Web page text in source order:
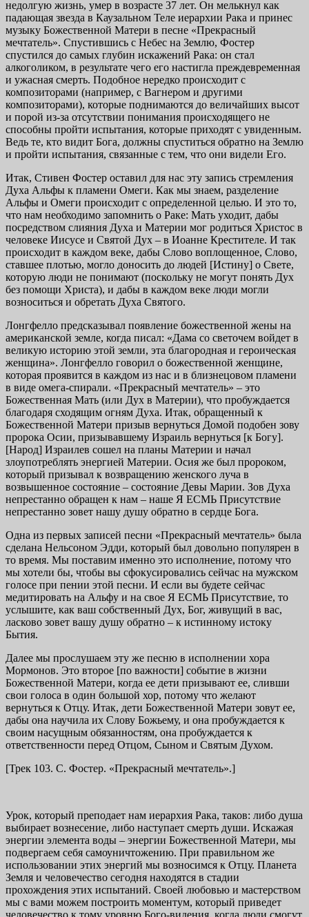
недолгую жизнь, умер в возрасте 37 лет. Он мелькнул как
падающая звезда в Каузальном Теле иерархии Рака и принес
музыку Божественной Матери в песне «Прекрасный
мечтатель». Спустившись с Небес на Землю, Фостер
спустился до самых глубин искажений Рака: он стал
алкоголиком, в результате чего его настигла преждевременная
и ужасная смерть. Подобное нередко происходит с
композиторами (например, с Вагнером и другими
композиторами), которые поднимаются до величайших высот
и порой из-за отсутствии понимания происходящего не
способны пройти испытания, которые приходят с увиденным.
Ведь те, кто видит Бога, должны спуститься обратно на Землю
и пройти испытания, связанные с тем, что они видели Его.
Итак, Стивен Фостер оставил для нас эту запись стремления
Духа Альфы к пламени Омеги. Как мы знаем, разделение
Альфы и Омеги происходит с определенной целью. И это то,
что нам необходимо запомнить о Раке: Мать уходит, дабы
посредством слияния Духа и Материи мог родиться Христос в
человеке Иисусе и Святой Дух – в Иоанне Крестителе. И так
происходит в каждом веке, дабы Слово воплощенное, Слово,
ставшее плотью, могло доносить до людей [Истину] о Свете,
которую люди не понимают (поскольку не могут понять Дух
без помощи Христа), и дабы в каждом веке люди могли
возноситься и обретать Духа Святого.
Лонгфелло предсказывал появление божественной жены на
американской земле, когда писал: «Дама со светочем войдет в
великую историю этой земли, эта благородная и героическая
женщина». Лонгфелло говорил о божественной женщине,
которая проявится в каждом из нас и в близнецовом пламени
в виде омега-спирали. «Прекрасный мечтатель» – это
Божественная Мать (или Дух в Материи), что пробуждается
благодаря сходящим огням Духа. Итак, обращенный к
Божественной Матери призыв вернуться Домой подобен зову
пророка Осии, призывавшему Израиль вернуться [к Богу].
[Народ] Израилев сошел на планы Материи и начал
злоупотреблять энергией Материи. Осия же был пророком,
который призывал к возвращению женского луча в
возвышенное состояние – состояние Девы Марии. Зов Духа
непрестанно обращен к нам – наше Я ЕСМЬ Присутствие
непрестанно зовет нашу душу обратно в сердце Бога.
Одна из первых записей песни «Прекрасный мечтатель» была
сделана Нельсоном Эдди, который был довольно популярен в
то время. Мы поставим именно это исполнение, потому что
мы хотели бы, чтобы вы сфокусировались сейчас на мужском
голосе при пении этой песни. И если вы будете сейчас
медитировать на Альфу и на свое Я ЕСМЬ Присутствие, то
услышите, как ваш собственный Дух, Бог, живущий в вас,
ласково зовет вашу душу обратно – к истинному истоку
Бытия.
Далее мы прослушаем эту же песню в исполнении хора
Мормонов. Это второе [по важности] событие в жизни
Божественной Матери, когда ее дети призывают ее, сливши
свои голоса в один большой хор, потому что желают
вернуться к Отцу. Итак, дети Божественной Матери зовут ее,
дабы она научила их Слову Божьему, и она пробуждается к
своим насущным обязанностям, она пробуждается к
ответственности перед Отцом, Сыном и Святым Духом.
[Трек 103. С. Фостер. «Прекрасный мечтатель».]
Урок, который преподает нам иерархия Рака, таков: либо душа
выбирает вознесение, либо наступает смерть души. Искажая
энергии элемента воды – энергии Божественной Матери, мы
подвергаем себя самоуничтожению. При правильном же
использовании этих энергий мы возносимся к Отцу. Планета
Земля и человечество сегодня находятся в стадии
прохождения этих испытаний. Своей любовью и мастерством
мы с вами можем построить моментум, который приведет